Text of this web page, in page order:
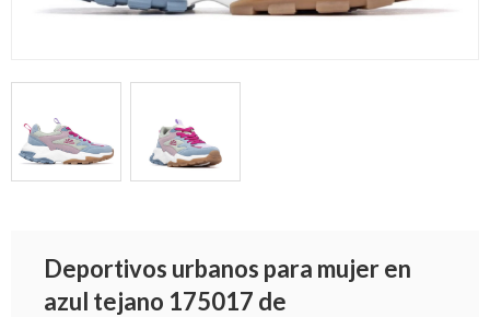
Deportivos urbanos para mujer en
azul tejano 175017 de